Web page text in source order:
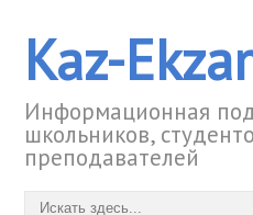
Kaz-
Информационная
школьников,
преподавателей